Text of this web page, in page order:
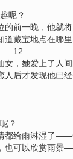
呢？
的前一晚，他就
道藏宝地点在哪
——12
女，她爱上了人
人后才发现他已
？
都给雨淋湿了
也可以欣赏雨景